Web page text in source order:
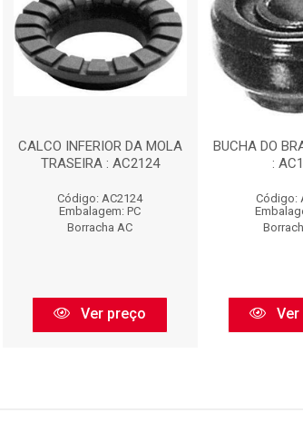
CALCO INFERIOR DA MOLA
TRASEIRA : AC2124
Código: AC2124
Embalagem: PC
Borracha AC
Ver preço
BUCHA DO
:
Código:
Ver